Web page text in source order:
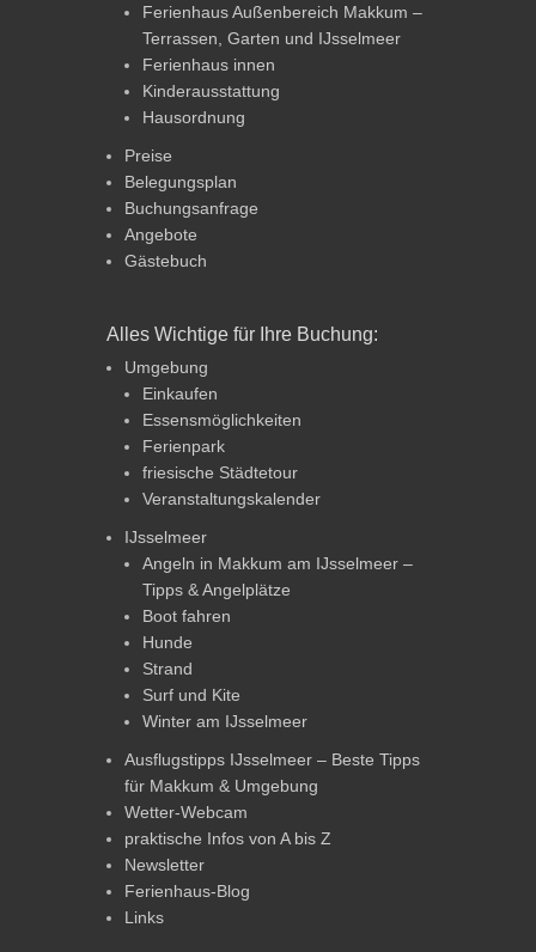
Ferienhaus Außenbereich Makkum –
Terrassen, Garten und IJsselmeer
Ferienhaus innen
Kinderausstattung
Hausordnung
Preise
Belegungsplan
Buchungsanfrage
Angebote
Gästebuch
Alles Wichtige für Ihre Buchung:
Umgebung
Einkaufen
Essensmöglichkeiten
Ferienpark
friesische Städtetour
Veranstaltungskalender
IJsselmeer
Angeln in Makkum am IJsselmeer –
Tipps & Angelplätze
Boot fahren
Hunde
Strand
Surf und Kite
Winter am IJsselmeer
Ausflugstipps IJsselmeer – Beste Tipps
für Makkum & Umgebung
Wetter-Webcam
praktische Infos von A bis Z
Newsletter
Ferienhaus-Blog
Links